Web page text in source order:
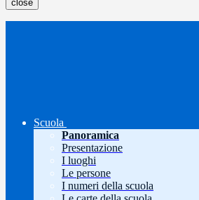
close
Scuola
Panoramica
Presentazione
I luoghi
Le persone
I numeri della scuola